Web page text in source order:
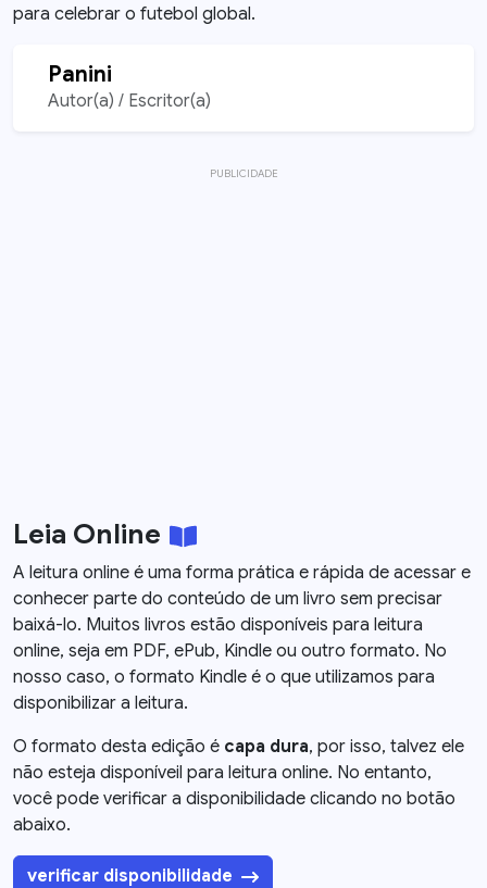
para celebrar o futebol global.
Panini
Autor(a) / Escritor(a)
Leia Online
A leitura online é uma forma prática e rápida de acessar e
conhecer parte do conteúdo de um livro sem precisar
baixá-lo. Muitos livros estão disponíveis para leitura
online, seja em PDF, ePub, Kindle ou outro formato. No
nosso caso, o formato Kindle é o que utilizamos para
disponibilizar a leitura.
O formato desta edição é capa dura, por isso, talvez ele
não esteja disponíveil para leitura online. No entanto,
você pode verificar a disponibilidade clicando no botão
abaixo.
verificar disponibilidade